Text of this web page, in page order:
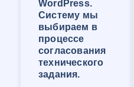
количеством страниц и
Сайт-визитка будет
при его создании
продумать структуру
воронку продаж и
пользования. Так же в
особое внимание
WordPress.
Систему мы
выбираем в
процессе
согласования
технического
задания.